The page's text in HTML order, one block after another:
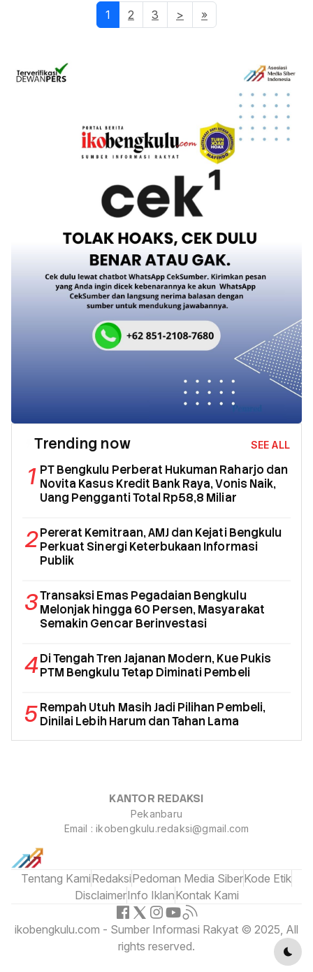
1 (current)
2 3 > »
Trending now SEE ALL
1 PT Bengkulu Perberat Hukuman Raharjo dan
Novita Kasus Kredit Bank Raya, Vonis Naik,
Uang Pengganti Total Rp58,8 Miliar
2Pererat Kemitraan, AMJ dan Kejati Bengkulu
Perkuat Sinergi Keterbukaan Informasi
Publik
3Transaksi Emas Pegadaian Bengkulu
Melonjak hingga 60 Persen, Masyarakat
Semakin Gencar Berinvestasi
4Di Tengah Tren Jajanan Modern, Kue Pukis
PTM Bengkulu Tetap Diminati Pembeli
5Rempah Utuh Masih Jadi Pilihan Pembeli,
Dinilai Lebih Harum dan Tahan Lama
KANTOR REDAKSI
Pekanbaru
Email : ikobengkulu.redaksi@gmail.com
Tentang KamiRedaksiPedoman Media SiberKode Etik
DisclaimerInfo IklanKontak Kami
ikobengkulu.com - Sumber Informasi Rakyat © 2025, All
rights reserved.